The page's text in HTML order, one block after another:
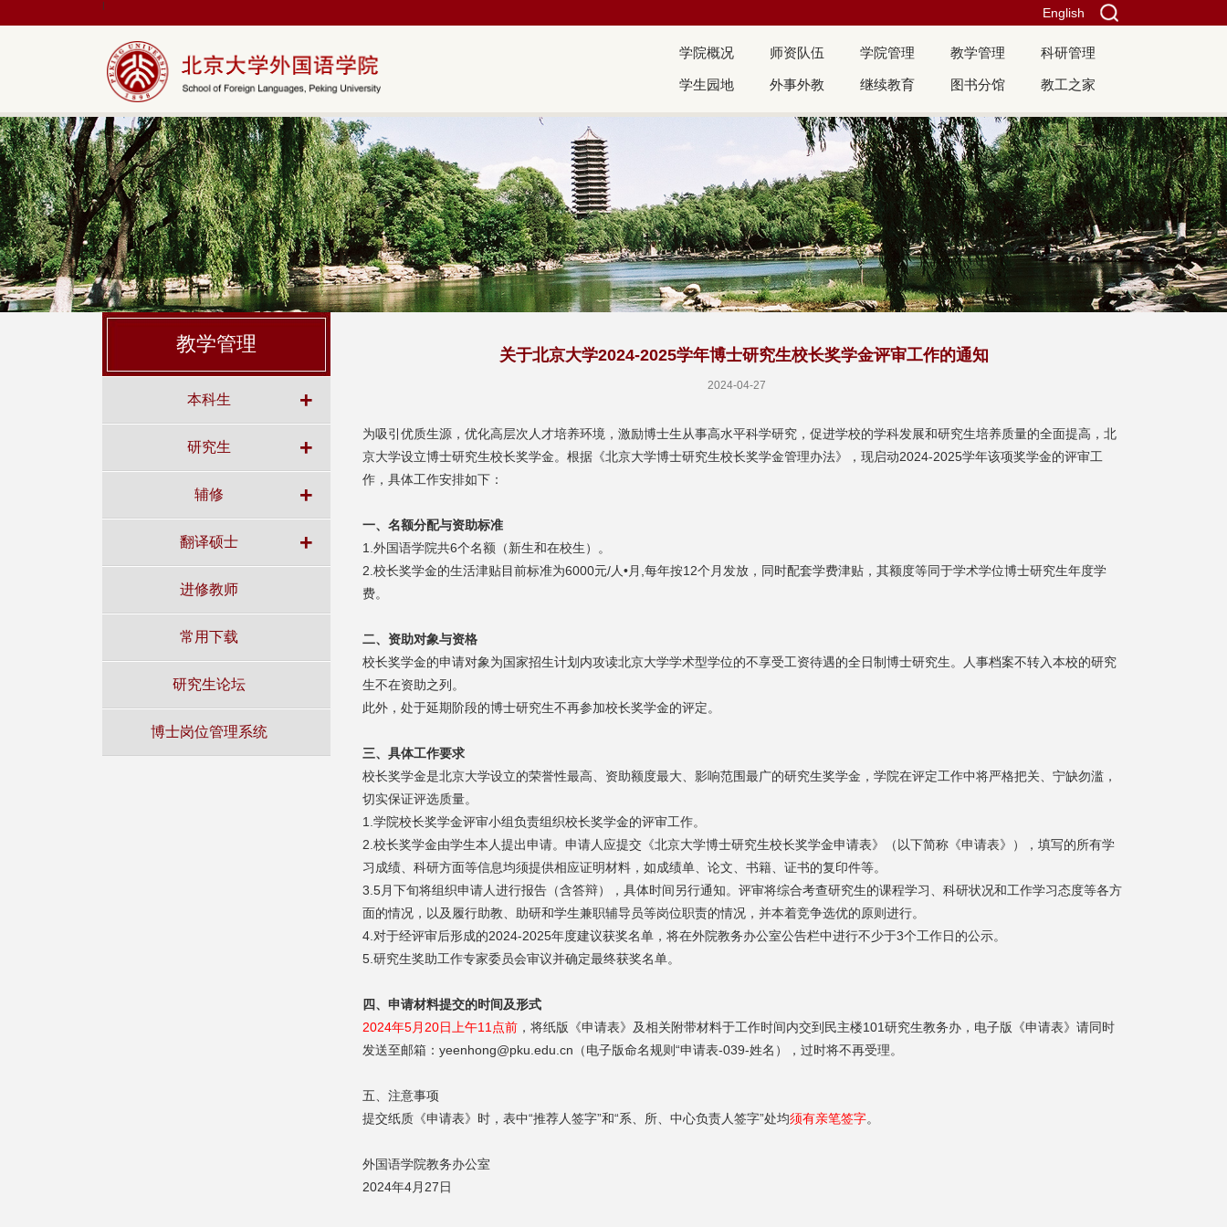
English
|
学院概况 师资队伍 学院管理 教学管理 科研管理
学生园地 外事外教 继续教育 图书分馆 教工之家
教学管理
本科生 +
研究生 +
辅修 +
翻译硕士 +
进修教师
常用下载
研究生论坛
博士岗位管理系统
关于北京大学2024-2025学年博士研究生校长奖学金评审工作的通知
2024-04-27
为吸引优质生源，优化高层次人才培养环境，激励博士生从事高水平科学研究，促进学校的学科发展和研究生培养质量的全面提高，北
京大学设立博士研究生校长奖学金。根据《北京大学博士研究生校长奖学金管理办法》，现启动2024-2025学年该项奖学金的评审工
作，具体工作安排如下：
一、名额分配与资助标准
1.外国语学院共6个名额（新生和在校生）。
2.校长奖学金的生活津贴目前标准为6000元/人•月,每年按12个月发放，同时配套学费津贴，其额度等同于学术学位博士研究生年度学
费。
二、资助对象与资格
校长奖学金的申请对象为国家招生计划内攻读北京大学学术型学位的不享受工资待遇的全日制博士研究生。人事档案不转入本校的研究
生不在资助之列。
此外，处于延期阶段的博士研究生不再参加校长奖学金的评定。
三、具体工作要求
校长奖学金是北京大学设立的荣誉性最高、资助额度最大、影响范围最广的研究生奖学金，学院在评定工作中将严格把关、宁缺勿滥，
切实保证评选质量。
1.学院校长奖学金评审小组负责组织校长奖学金的评审工作。
2.校长奖学金由学生本人提出申请。申请人应提交《北京大学博士研究生校长奖学金申请表》（以下简称《申请表》），填写的所有学
习成绩、科研方面等信息均须提供相应证明材料，如成绩单、论文、书籍、证书的复印件等。
3.5月下旬将组织申请人进行报告（含答辩），具体时间另行通知。评审将综合考查研究生的课程学习、科研状况和工作学习态度等各方
面的情况，以及履行助教、助研和学生兼职辅导员等岗位职责的情况，并本着竞争选优的原则进行。
4.对于经评审后形成的2024-2025年度建议获奖名单，将在外院教务办公室公告栏中进行不少于3个工作日的公示。
5.研究生奖助工作专家委员会审议并确定最终获奖名单。
四、申请材料提交的时间及形式
2024年5月20日上午11点前 ，将纸版《申请表》及相关附带材料于工作时间内交到民主楼101研究生教务办，电子版《申请表》请同时
发送至邮箱： yeenhong@pku.edu.cn （电子版命名规则“申请表-039-姓名），过时将不再受理。
五、注意事项
提交纸质《申请表》时，表中“推荐人签字”和“系、所、中心负责人签字”处均须有亲笔签字。
外国语学院教务办公室
2024年4月27日